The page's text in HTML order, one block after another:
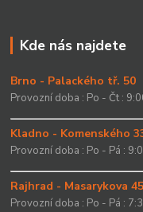
Kde nás najdete
Brno - Palackého tř. 50
Provozní doba : Po - Čt :
Kladno - Komenského
Provozní doba : Po - Pá :
Rajhrad - Masarykova
Provozní doba : Po - Pá :